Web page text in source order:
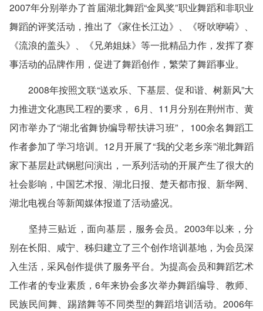
2007年分别举办了首届湖北舞蹈“金凤奖”职业舞蹈和非职业
舞蹈的评奖活动，推出了《家住长江边》、《呀吙咿嗬》、
《流浪的盖头》、《兄弟姐妹》等一批精品力作，发挥了赛
事活动的品牌作用，促进了舞蹈创作，繁荣了舞蹈事业。
2008年按照文联“送欢乐、下基层、促和谐、树新风”大
力推进文化惠民工程的要求， 6月、11月分别在荆州市、黄
冈市举办了“湖北省舞协编导帮扶讲习班”， 100余名舞蹈工
作者参加了学习培训。12月开展了“我的父老乡亲”湖北舞蹈
家下基层赴武钢慰问演出，一系列活动的开展产生了很大的
社会影响，中国艺术报、湖北日报、楚天都市报、新华网、
湖北电视台等新闻媒体报道了活动盛况。
坚持三贴近，面向基层，服务会员。2003年以来，分
别在长阳、咸宁、秭归建立了三个创作培训基地，为会员深
入生活，采风创作提供了服务平台。为提高会员和舞蹈艺术
工作者的专业素质，6年来协会多次举办舞蹈编导、教师、
民族民间舞、踢踏舞等不同类型的舞蹈培训活动。2006年